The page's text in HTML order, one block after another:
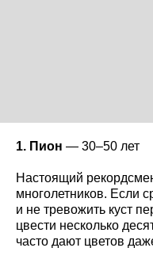
1. Пион — 30–50 лет
Настоящий
многолетников. Если
и не тревожить куст
цвести несколько
часто дают цветов